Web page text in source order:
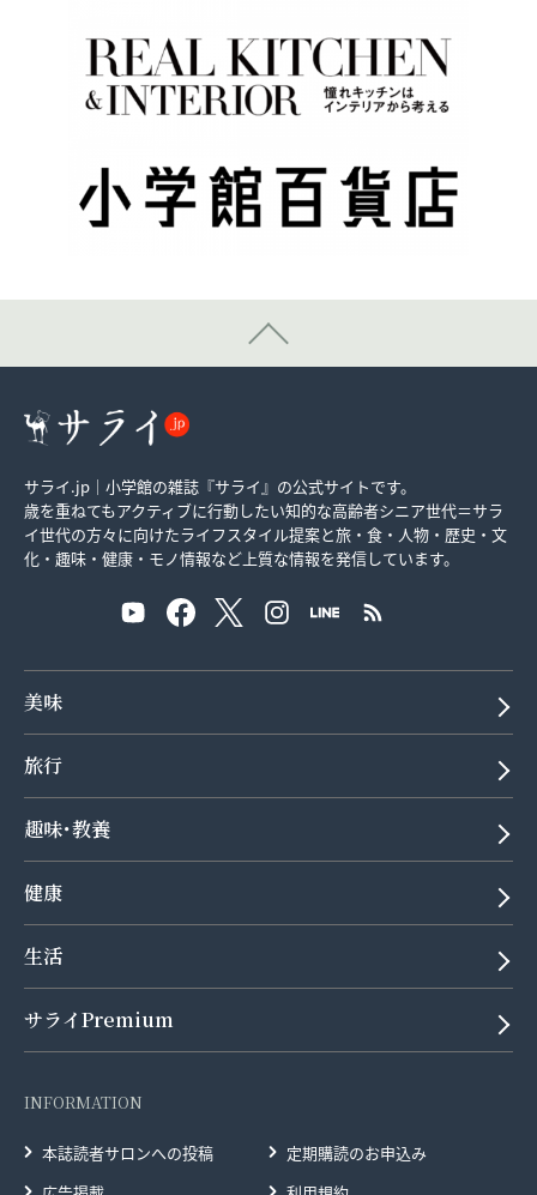
サライ.jp｜小学館の雑誌『サライ』の公式サイトです。
歳を重ねてもアクティブに行動したい知的な高齢者シニア世代＝サラ
イ世代の方々に向けたライフスタイル提案と旅・食・人物・歴史・文
化・趣味・健康・モノ情報など上質な情報を発信しています。
美味
旅行
趣味･教養
健康
生活
サライPremium
INFORMATION
本誌読者サロンへの投稿
定期購読のお申込み